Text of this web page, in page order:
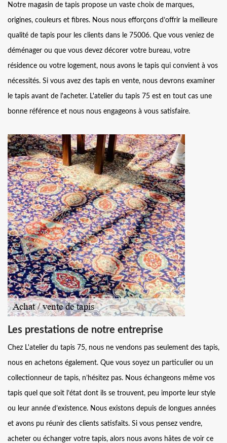
Notre magasin de tapis propose un vaste choix de marques,
origines, couleurs et fibres. Nous nous efforçons d’offrir la meilleure
qualité de tapis pour les clients dans le 75006. Que vous veniez de
déménager ou que vous devez décorer votre bureau, votre
résidence ou votre logement, nous avons le tapis qui convient à vos
nécessités. Si vous avez des tapis en vente, nous devrons examiner
le tapis avant de l'acheter. L'atelier du tapis 75 est en tout cas une
bonne référence et nous nous engageons à vous satisfaire.
Les prestations de notre entreprise
Chez L'atelier du tapis 75, nous ne vendons pas seulement des tapis,
nous en achetons également. Que vous soyez un particulier ou un
collectionneur de tapis, n’hésitez pas. Nous échangeons même vos
tapis quel que soit l’état dont ils se trouvent, peu importe leur style
ou leur année d’existence. Nous existons depuis de longues années
et avons pu réunir des clients satisfaits. Si vous pensez vendre,
acheter ou échanger votre tapis, alors nous avons hâtes de voir ce